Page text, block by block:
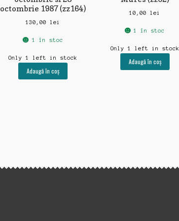
octombrie 1987 (zz164)
130,00 lei
1 în stoc
Only 1 left in stock
Adaugă în coș
10,00lei
1 în stoc
Only 1 left in stock
Adaugă în coș